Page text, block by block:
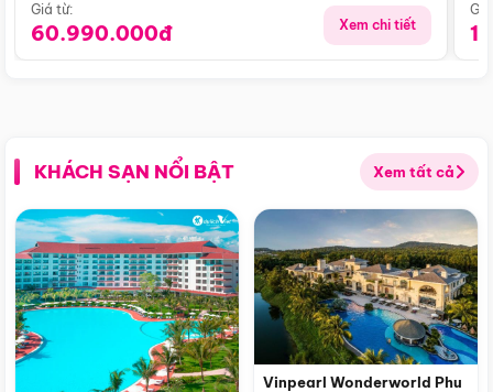
Giá từ:
60.990.000đ Xem chi tiết
KHÁCH SẠN NỔI BẬT Xem tất cả
Vinpearl Wonderworld Phu